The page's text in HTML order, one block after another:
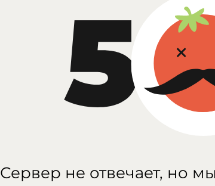
Сервер не отвечает, но